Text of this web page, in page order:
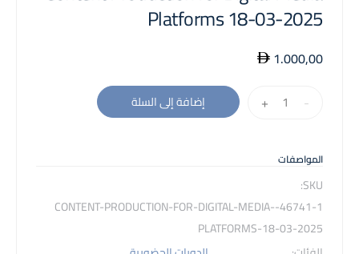
Platforms 18-03-2025
1.000,00
for
Digital
Media
Platforms
18-
-
+ إضافة إلى السلة
المواصفات
SKU:
46741-1-CONTENT-PRODUCTION-FOR-DIGITAL-MEDIA-
PLATFORMS-18-03-2025